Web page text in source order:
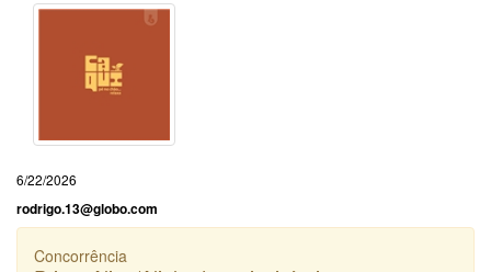
6/22/2026
rodrigo.13@globo.com
Concorrência